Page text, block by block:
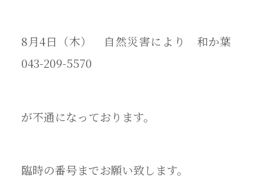
8月4日（木） 自然災害により 和か葉
043-209-5570
が不通になっております。
臨時の番号までお願い致します。